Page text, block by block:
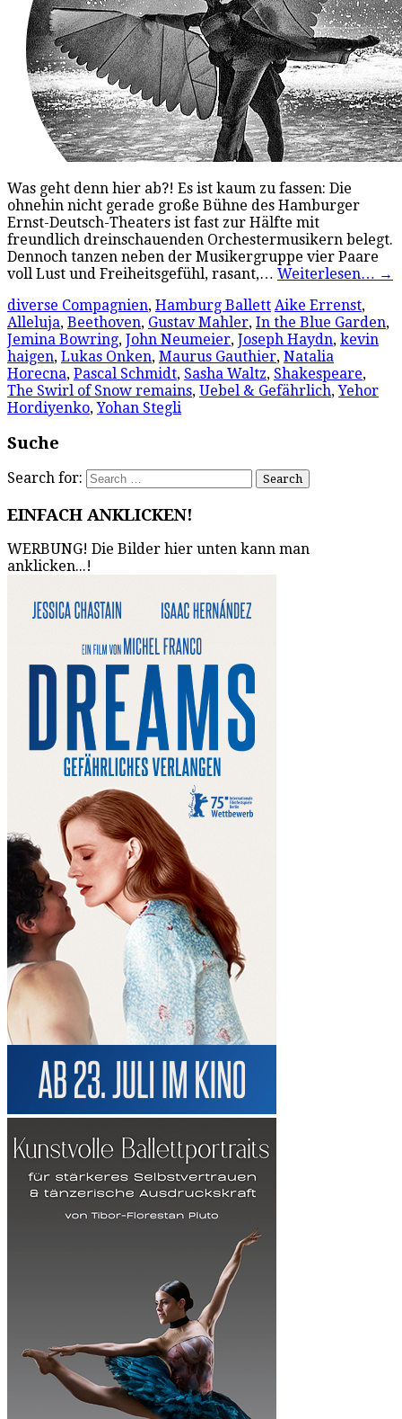
Was geht denn hier ab?! Es ist kaum zu fassen: Die
ohnehin nicht gerade große Bühne des Hamburger
Ernst-Deutsch-Theaters ist fast zur Hälfte mit
freundlich dreinschauenden Orchestermusikern belegt.
Dennoch tanzen neben der Musikergruppe vier Paare
voll Lust und Freiheitsgefühl, rasant,… Weiterlesen… →
diverse Compagnien, Hamburg Ballett Aike Errenst,
Alleluja, Beethoven, Gustav Mahler, In the Blue Garden,
Jemina Bowring, John Neumeier, Joseph Haydn, kevin
haigen, Lukas Onken, Maurus Gauthier, Natalia
Horecna, Pascal Schmidt, Sasha Waltz, Shakespeare,
The Swirl of Snow remains, Uebel & Gefährlich,Yehor
Hordiyenko,Yohan Stegli
Suche
Search for:
EINFACH ANKLICKEN!
WERBUNG! Die Bilder hier unten kann man
anklicken...!